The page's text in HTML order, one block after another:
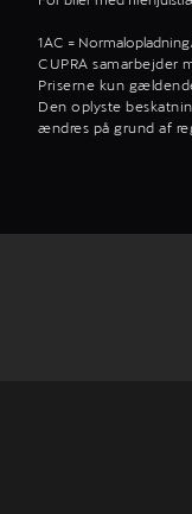
1AC =
CUPRA samarbejder
Priserne kun
Den oplyste
ændres på grund af